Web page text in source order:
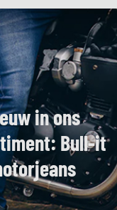
in ons
Bull-it